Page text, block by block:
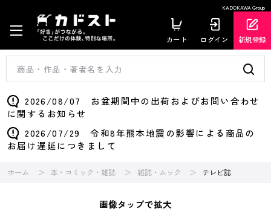
KADOKAWA Group
カート ログイン 新規登録
2026/08/07 お盆期間中の出荷およびお問い合わせ
に関するお知らせ
2026/07/29 令和8年熊本地震の影響による商品の
お届け遅延につきまして
ホーム 本・コミック・雑誌 雑誌・ムック テレビ誌
画像タップで拡大